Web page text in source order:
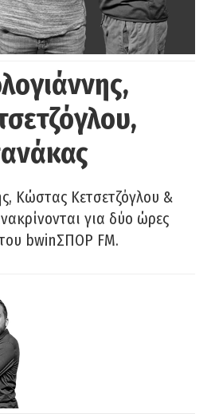
Κώστας Κετσετζόγλου &
για δύο ώρες
bwinΣΠΟΡ FM.